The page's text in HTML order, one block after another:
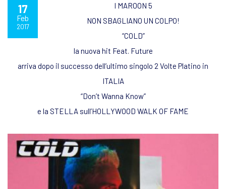
17
Feb
2017
I MAROON 5
NON SBAGLIANO UN COLPO!
“COLD”
la nuova hit Feat. Future
arriva dopo il successo dell’ultimo singolo 2 Volte Platino in
ITALIA
“Don’t Wanna Know”
e la STELLA sull’HOLLYWOOD WALK OF FAME